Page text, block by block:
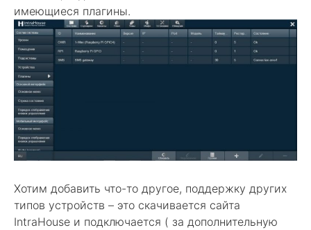
имеющиеся плагины.
Хотим добавить что-то другое, поддержку других
типов устройств – это скачивается сайта
IntraHouse и подключается ( за дополнительную